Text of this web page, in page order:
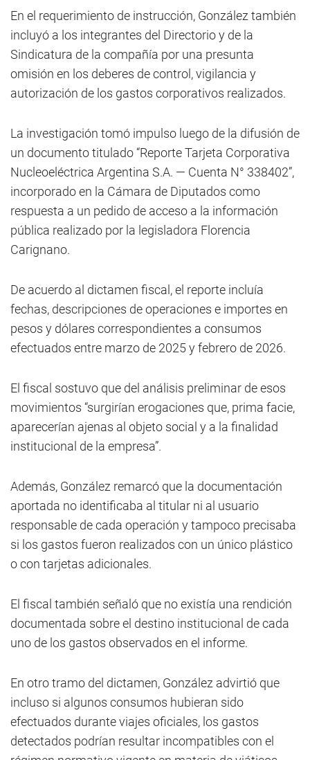
En el requerimiento de instrucción, González también
incluyó a los integrantes del Directorio y de la
Sindicatura de la compañía por una presunta
omisión en los deberes de control, vigilancia y
autorización de los gastos corporativos realizados.
La investigación tomó impulso luego de la difusión de
un documento titulado “Reporte Tarjeta Corporativa
Nucleoeléctrica Argentina S.A. — Cuenta N° 338402”,
incorporado en la Cámara de Diputados como
respuesta a un pedido de acceso a la información
pública realizado por la legisladora Florencia
Carignano.
De acuerdo al dictamen fiscal, el reporte incluía
fechas, descripciones de operaciones e importes en
pesos y dólares correspondientes a consumos
efectuados entre marzo de 2025 y febrero de 2026.
El fiscal sostuvo que del análisis preliminar de esos
movimientos “surgirían erogaciones que, prima facie,
aparecerían ajenas al objeto social y a la finalidad
institucional de la empresa”.
Además, González remarcó que la documentación
aportada no identificaba al titular ni al usuario
responsable de cada operación y tampoco precisaba
si los gastos fueron realizados con un único plástico
o con tarjetas adicionales.
El fiscal también señaló que no existía una rendición
documentada sobre el destino institucional de cada
uno de los gastos observados en el informe.
En otro tramo del dictamen, González advirtió que
incluso si algunos consumos hubieran sido
efectuados durante viajes oficiales, los gastos
detectados podrían resultar incompatibles con el